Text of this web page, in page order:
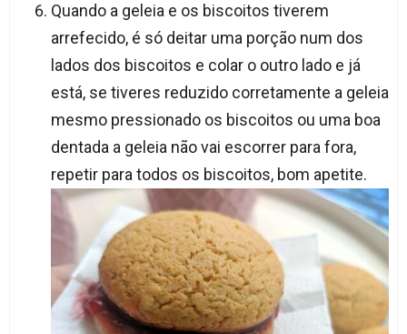
Quando a geleia e os biscoitos tiverem
arrefecido, é só deitar uma porção num dos
lados dos biscoitos e colar o outro lado e já
está, se tiveres reduzido corretamente a geleia
mesmo pressionado os biscoitos ou uma boa
dentada a geleia não vai escorrer para fora,
repetir para todos os biscoitos, bom apetite.